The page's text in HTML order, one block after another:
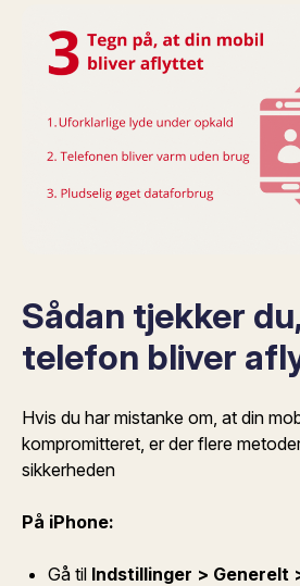
Sådan tjekker
telefon bliver
Hvis du har mistanke om, at din
kompromitteret, er der flere
sikkerheden
På iPhone:
Gå til Indstillinger > Generelt